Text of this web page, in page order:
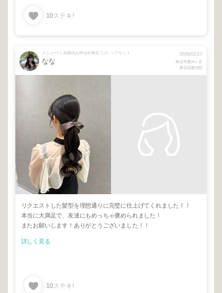
10ステキ!
メニュー/ 〖結婚式お呼ばれ限定𓅯𓈒𓏸〗ヘアセット
なな
2026/02/27
来店年数/4ヶ月
来店回数/3回
リクエストした髪型を理想通りに完璧に仕上げてくれました！！
本当に大満足で、友達にもめっちゃ褒められました！
またお願いします！ありがとうございました！！
詳しく見る
10ステキ!